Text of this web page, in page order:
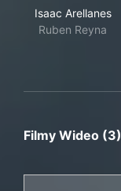
Isaac Arellanes
Ruben Reyna
Filmy Wideo (3)